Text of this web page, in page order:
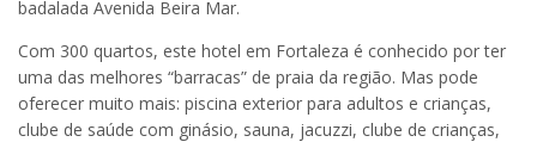
badalada Avenida Beira Mar.
Com 300 quartos, este hotel em Fortaleza é conhecido por ter
uma das melhores “barracas” de praia da região. Mas pode
oferecer muito mais: piscina exterior para adultos e crianças,
clube de saúde com ginásio, sauna, jacuzzi, clube de crianças,